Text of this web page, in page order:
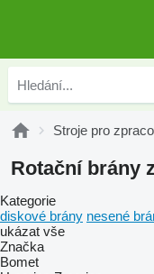
Stroje pro
Rotační brány
Kategorie
diskové brány nesené
ukázat vše
Značka
Bomet